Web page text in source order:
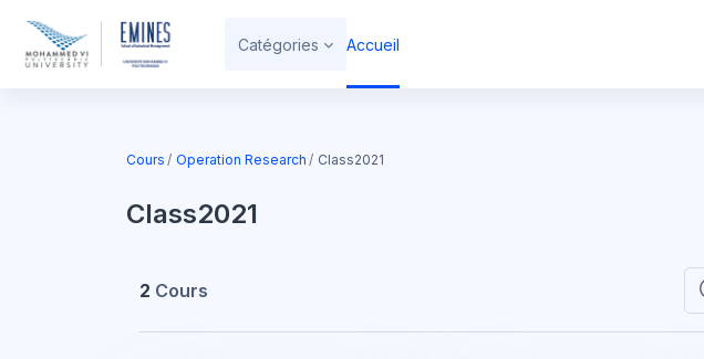
Catégories Accueil
Cours Operation Research Class2021
Class2021
2 Cours